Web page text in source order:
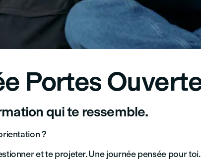
Portes
qui te ressemble.
?
et te projeter. Une journée pensée pour toi.